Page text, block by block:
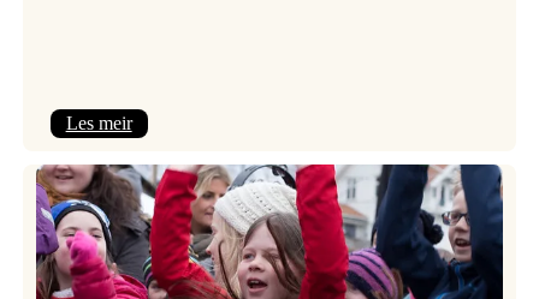
Les meir:
2026
–
Ingunn van Etten